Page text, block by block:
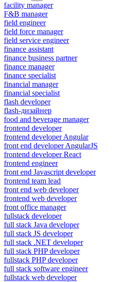
facility manager
F&B manager
field engineer
field force manager
field service engineer
finance assistant
finance business partner
finance manager
finance specialist
financial manager
financial specialist
flash developer
flash-дизайнер
food and beverage manager
frontend developer
frontend developer Angular
front end developer AngularJS
frontend developer React
frontend engineer
front end Javascript developer
frontend team lead
front end web developer
frontend web developer
front office manager
fullstack developer
full stack Java developer
full stack JS developer
full stack .NET developer
full stack PHP developer
fullstack PHP developer
full stack software engineer
fullstack web developer